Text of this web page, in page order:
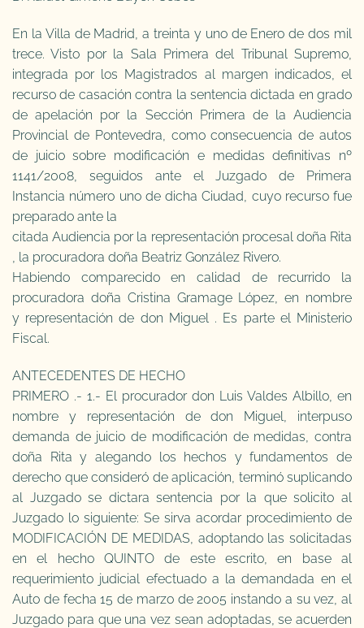
En la Villa de Madrid, a treinta y uno de Enero de dos mil
trece. Visto por la Sala Primera del Tribunal Supremo,
integrada por los Magistrados al margen indicados, el
recurso de casación contra la sentencia dictada en grado
de apelación por la Sección Primera de la Audiencia
Provincial de Pontevedra, como consecuencia de autos
de juicio sobre modificación e medidas definitivas nº
1141/2008, seguidos ante el Juzgado de Primera
Instancia número uno de dicha Ciudad, cuyo recurso fue
preparado ante la
citada Audiencia por la representación procesal doña Rita
, la procuradora doña Beatriz González Rivero.
Habiendo comparecido en calidad de recurrido la
procuradora doña Cristina Gramage López, en nombre
y representación de don Miguel . Es parte el Ministerio
Fiscal.
ANTECEDENTES DE HECHO
PRIMERO .- 1.- El procurador don Luis Valdes Albillo, en
nombre y representación de don Miguel, interpuso
demanda de juicio de modificación de medidas, contra
doña Rita y alegando los hechos y fundamentos de
derecho que consideró de aplicación, terminó suplicando
al Juzgado se dictara sentencia por la que solicito al
Juzgado lo siguiente: Se sirva acordar procedimiento de
MODIFICACIÓN DE MEDIDAS, adoptando las solicitadas
en el hecho QUINTO de este escrito, en base al
requerimiento judicial efectuado a la demandada en el
Auto de fecha 15 de marzo de 2005 instando a su vez, al
Juzgado para que una vez sean adoptadas, se acuerden